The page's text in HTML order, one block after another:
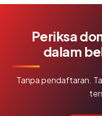
Periksa
dalam
Tanpa pendaftaran.